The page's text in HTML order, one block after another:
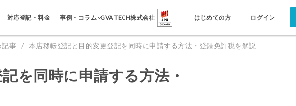
対応登記・料金 事例・コラム GVA TECH株式会社 はじめての方 ログイン
記事 本店移転登記と目的変更登記を同時に申請する方法・登録免許税を解説
を同時に申請する方法・